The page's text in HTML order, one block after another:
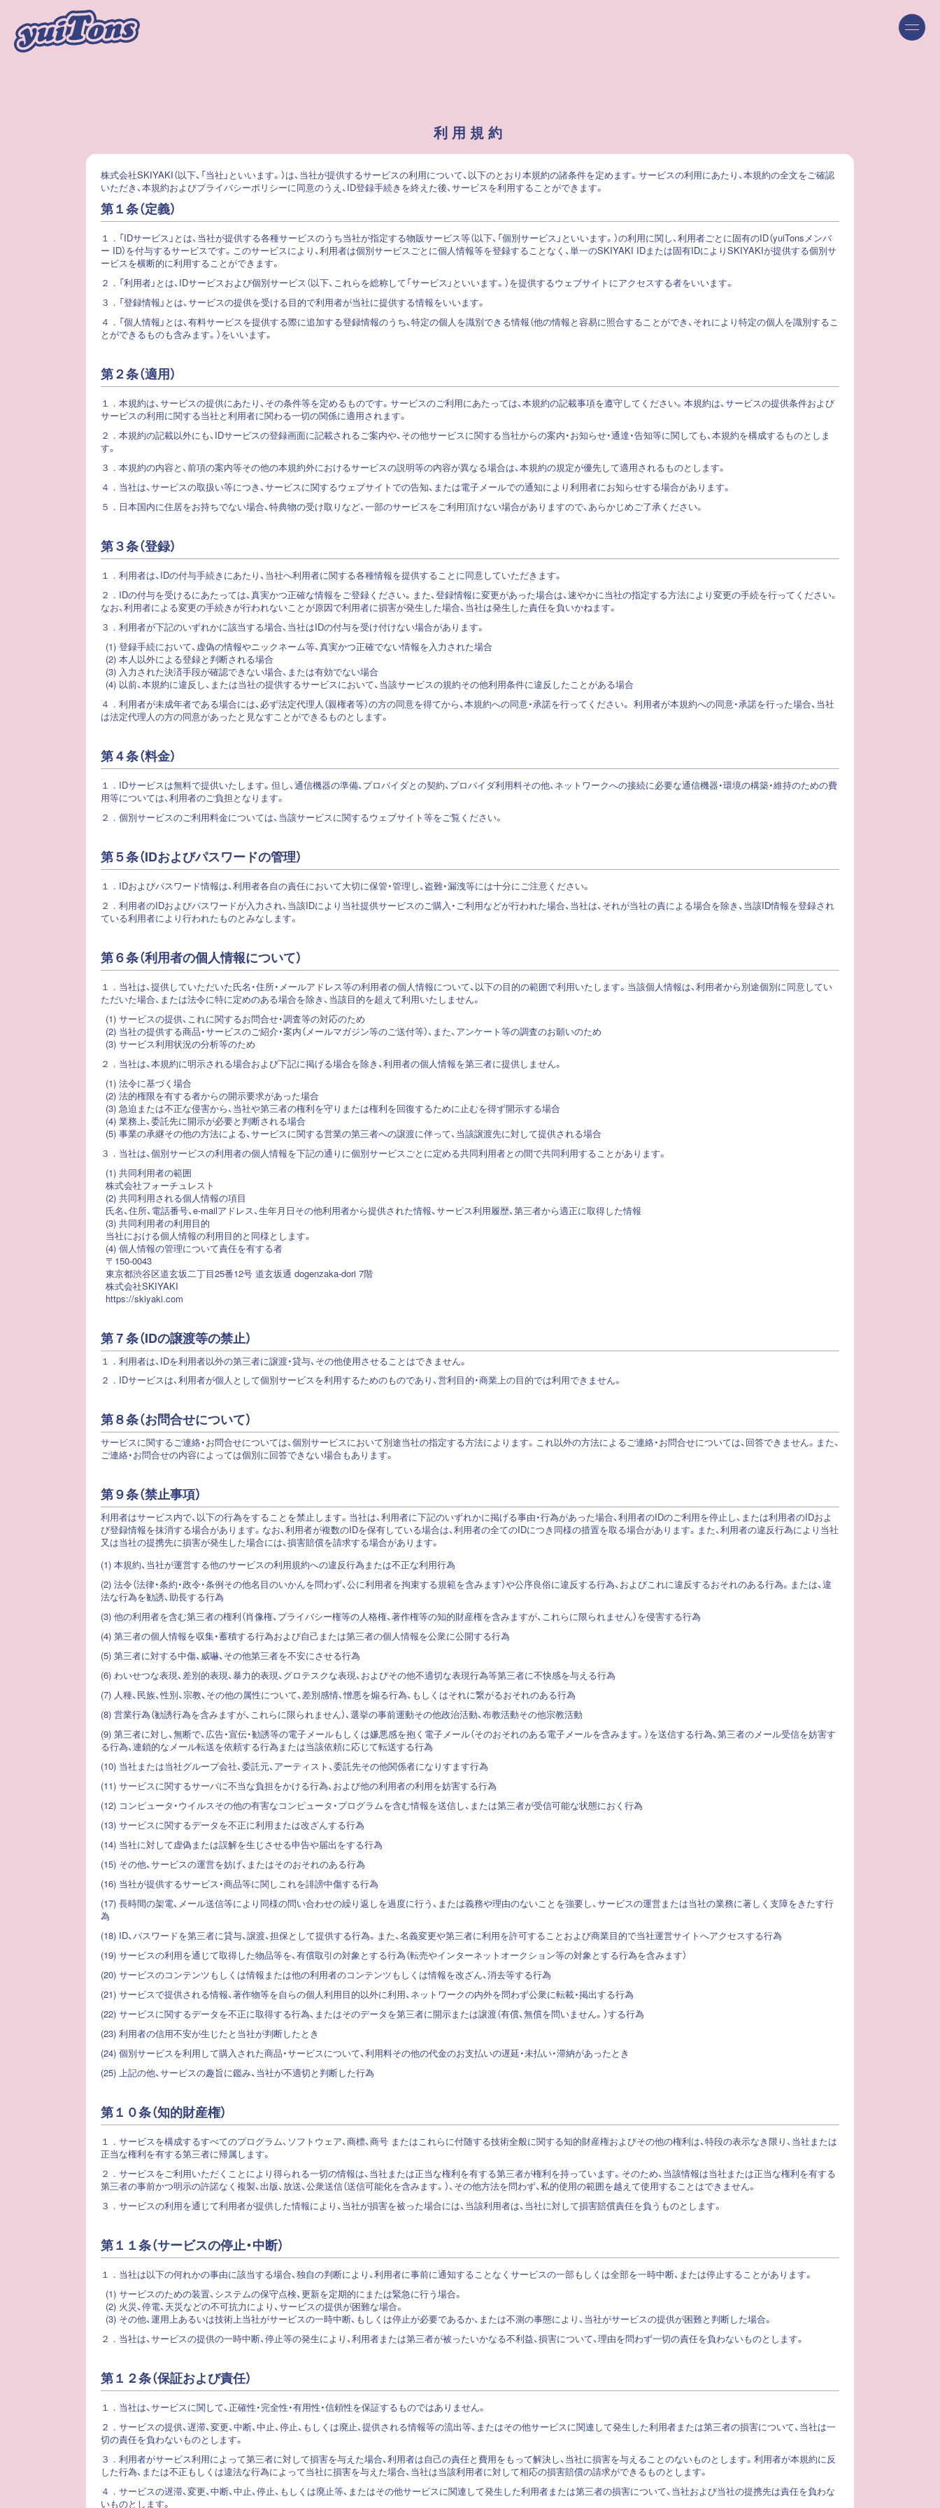
利用規約
株式会社SKIYAKI（以下、「当社」といいます。）は、当社が提供するサービスの利用について、以下のとおり本規約の諸条件を定めます。サービスの利用にあたり、本規約の全文をご確認
いただき、本規約およびプライバシーポリシーに同意のうえ、ID登録手続きを終えた後、サービスを利用することができます。
第１条（定義）
１． 「IDサービス」とは、当社が提供する各種サービスのうち当社が指定する物販サービス等（以下、「個別サービス」といいます。）の利用に関し、利用者ごとに固有のID（yuiTonsメンバ
ー ID）を付与するサービスです。このサービスにより、利用者は個別サービスごとに個人情報等を登録することなく、単一のSKIYAKI IDまたは固有IDによりSKIYAKIが提供する個別サ
ービスを横断的に利用することができます。
２． 「利用者」とは、IDサービスおよび個別サービス（以下、これらを総称して「サービス」といいます。）を提供するウェブサイトにアクセスする者をいいます。
３． 「登録情報」とは、サービスの提供を受ける目的で利用者が当社に提供する情報をいいます。
４． 「個人情報」とは、有料サービスを提供する際に追加する登録情報のうち、特定の個人を識別できる情報（他の情報と容易に照合することができ、それにより特定の個人を識別するこ
とができるものも含みます。）をいいます。
第２条（適用）
１． 本規約は、サービスの提供にあたり、その条件等を定めるものです。サービスのご利用にあたっては、本規約の記載事項を遵守してください。本規約は、サービスの提供条件および
サービスの利用に関する当社と利用者に関わる一切の関係に適用されます。
２． 本規約の記載以外にも、IDサービスの登録画面に記載されるご案内や、その他サービスに関する当社からの案内・お知らせ・通達・告知等に関しても、本規約を構成するものとしま
す。
３． 本規約の内容と、前項の案内等その他の本規約外におけるサービスの説明等の内容が異なる場合は、本規約の規定が優先して適用されるものとします。
４． 当社は、サービスの取扱い等につき、サービスに関するウェブサイトでの告知、または電子メールでの通知により利用者にお知らせする場合があります。
５． 日本国内に住居をお持ちでない場合、特典物の受け取りなど、一部のサービスをご利用頂けない場合がありますので、あらかじめご了承ください。
第３条（登録）
１． 利用者は、IDの付与手続きにあたり、当社へ利用者に関する各種情報を提供することに同意していただきます。
２． IDの付与を受けるにあたっては、真実かつ正確な情報をご登録ください。また、登録情報に変更があった場合は、速やかに当社の指定する方法により変更の手続を行ってください。
なお、利用者による変更の手続きが行われないことが原因で利用者に損害が発生した場合、当社は発生した責任を負いかねます。
３． 利用者が下記のいずれかに該当する場合、当社はIDの付与を受け付けない場合があります。
(1) 登録手続において、虚偽の情報やニックネーム等、真実かつ正確でない情報を入力された場合
(2) 本人以外による登録と判断される場合
(3) 入力された決済手段が確認できない場合、または有効でない場合
(4) 以前、本規約に違反し、または当社の提供するサービスにおいて、当該サービスの規約その他利用条件に違反したことがある場合
４． 利用者が未成年者である場合には、必ず法定代理人（親権者等）の方の同意を得てから、本規約への同意・承諾を行ってください。 利用者が本規約への同意・承諾を行った場合、当社
は法定代理人の方の同意があったと見なすことができるものとします。
第４条（料金）
１． IDサービスは無料で提供いたします。但し、通信機器の準備、プロバイダとの契約、プロバイダ利用料その他、ネットワークへの接続に必要な通信機器・環境の構築・維持のための費
用等については、利用者のご負担となります。
２． 個別サービスのご利用料金については、当該サービスに関するウェブサイト等をご覧ください。
第５条（IDおよびパスワードの管理）
１． IDおよびパスワード情報は、利用者各自の責任において大切に保管・管理し、盗難・漏洩等には十分にご注意ください。
２． 利用者のIDおよびパスワードが入力され、当該IDにより当社提供サービスのご購入・ご利用などが行われた場合、当社は、それが当社の責による場合を除き、当該ID情報を登録され
ている利用者により行われたものとみなします。
第６条（利用者の個人情報について）
１． 当社は、提供していただいた氏名・住所・メールアドレス等の利用者の個人情報について、以下の目的の範囲で利用いたします。当該個人情報は、利用者から別途個別に同意してい
ただいた場合、または法令に特に定めのある場合を除き、当該目的を超えて利用いたしません。
(1) サービスの提供、これに関するお問合せ・調査等の対応のため
(2) 当社の提供する商品・サービスのご紹介・案内（メールマガジン等のご送付等）、また、アンケート等の調査のお願いのため
(3) サービス利用状況の分析等のため
２． 当社は、本規約に明示される場合および下記に掲げる場合を除き、利用者の個人情報を第三者に提供しません。
(1) 法令に基づく場合
(2) 法的権限を有する者からの開示要求があった場合
(3) 急迫または不正な侵害から、当社や第三者の権利を守りまたは権利を回復するために止むを得ず開示する場合
(4) 業務上、委託先に開示が必要と判断される場合
(5) 事業の承継その他の方法による、サービスに関する営業の第三者への譲渡に伴って、当該譲渡先に対して提供される場合
３． 当社は、個別サービスの利用者の個人情報を下記の通りに個別サービスごとに定める共同利用者との間で共同利用することがあります。
(1) 共同利用者の範囲
株式会社フォーチュレスト
(2) 共同利用される個人情報の項目
氏名、住所、電話番号、e-mailアドレス、生年月日その他利用者から提供された情報、サービス利用履歴、第三者から適正に取得した情報
(3) 共同利用者の利用目的
当社における個人情報の利用目的と同様とします。
(4) 個人情報の管理について責任を有する者
〒150-0043
東京都渋谷区道玄坂二丁目25番12号 道玄坂通 dogenzaka-dori 7階
株式会社SKIYAKI
https://skiyaki.com
第７条（IDの譲渡等の禁止）
１． 利用者は、IDを利用者以外の第三者に譲渡・貸与、その他使用させることはできません。
２． IDサービスは、利用者が個人として個別サービスを利用するためのものであり、営利目的・商業上の目的では利用できません。
第８条（お問合せについて）
サービスに関するご連絡・お問合せについては、個別サービスにおいて別途当社の指定する方法によります。これ以外の方法によるご連絡・お問合せについては、回答できません。また、
ご連絡・お問合せの内容によっては個別に回答できない場合もあります。
第９条（禁止事項）
利用者はサービス内で、以下の行為をすることを禁止します。当社は、利用者に下記のいずれかに掲げる事由・行為があった場合、利用者のIDのご利用を停止し、または利用者のIDおよ
び登録情報を抹消する場合があります。なお、利用者が複数のIDを保有している場合は、利用者の全てのIDにつき同様の措置を取る場合があります。また、利用者の違反行為により当社
又は当社の提携先に損害が発生した場合には、損害賠償を請求する場合があります。
(1) 本規約、当社が運営する他のサービスの利用規約への違反行為または不正な利用行為
(2) 法令（法律・条約・政令・条例その他名目のいかんを問わず、公に利用者を拘束する規範を含みます）や公序良俗に違反する行為、およびこれに違反するおそれのある行為。または、違
法な行為を勧誘、助長する行為
(3) 他の利用者を含む第三者の権利（肖像権、プライバシー権等の人格権、著作権等の知的財産権を含みますが、これらに限られません）を侵害する行為
(4) 第三者の個人情報を収集・蓄積する行為および自己または第三者の個人情報を公衆に公開する行為
(5) 第三者に対する中傷、威嚇、その他第三者を不安にさせる行為
(6) わいせつな表現、差別的表現、暴力的表現、グロテスクな表現、およびその他不適切な表現行為等第三者に不快感を与える行為
(7) 人種、民族、性別、宗教、その他の属性について、差別感情、憎悪を煽る行為、もしくはそれに繋がるおそれのある行為
(8) 営業行為（勧誘行為を含みますが、これらに限られません）、選挙の事前運動その他政治活動、布教活動その他宗教活動
(9) 第三者に対し、無断で、広告・宣伝・勧誘等の電子メールもしくは嫌悪感を抱く電子メール（そのおそれのある電子メールを含みます。）を送信する行為、第三者のメール受信を妨害す
る行為、連鎖的なメール転送を依頼する行為または当該依頼に応じて転送する行為
(10) 当社または当社グループ会社、委託元、アーティスト、委託先その他関係者になりすます行為
(11) サービスに関するサーバに不当な負担をかける行為、および他の利用者の利用を妨害する行為
(12) コンピュータ・ウイルスその他の有害なコンピュータ・プログラムを含む情報を送信し、または第三者が受信可能な状態におく行為
(13) サービスに関するデータを不正に利用または改ざんする行為
(14) 当社に対して虚偽または誤解を生じさせる申告や届出をする行為
(15) その他、サービスの運営を妨げ、またはそのおそれのある行為
(16) 当社が提供するサービス・商品等に関しこれを誹謗中傷する行為
(17) 長時間の架電、メール送信等により同様の問い合わせの繰り返しを過度に行う、または義務や理由のないことを強要し、サービスの運営または当社の業務に著しく支障をきたす行
為
(18) ID、パスワードを第三者に貸与、譲渡、担保として提供する行為。また、名義変更や第三者に利用を許可することおよび商業目的で当社運営サイトへアクセスする行為
(19) サービスの利用を通じて取得した物品等を、有償取引の対象とする行為（転売やインターネットオークション等の対象とする行為を含みます）
(20) サービスのコンテンツもしくは情報または他の利用者のコンテンツもしくは情報を改ざん、消去等する行為
(21) サービスで提供される情報、著作物等を自らの個人利用目的以外に利用、ネットワークの内外を問わず公衆に転載・掲出する行為
(22) サービスに関するデータを不正に取得する行為、またはそのデータを第三者に開示または譲渡（有償、無償を問いません。）する行為
(23) 利用者の信用不安が生じたと当社が判断したとき
(24) 個別サービスを利用して購入された商品・サービスについて、利用料その他の代金のお支払いの遅延・未払い・滞納があったとき
(25) 上記の他、サービスの趣旨に鑑み、当社が不適切と判断した行為
第１０条（知的財産権）
１． サービスを構成するすべてのプログラム、ソフトウェア、商標、商号 またはこれらに付随する技術全般に関する知的財産権およびその他の権利は、特段の表示なき限り、当社または
正当な権利を有する第三者に帰属します。
２． サービスをご利用いただくことにより得られる一切の情報は、当社または正当な権利を有する第三者が権利を持っています。そのため、当該情報は当社または正当な権利を有する
第三者の事前かつ明示の許諾なく複製、出版、放送、公衆送信（送信可能化を含みます。）、その他方法を問わず、私的使用の範囲を越えて使用することはできません。
３． サービスの利用を通じて利用者が提供した情報により、当社が損害を被った場合には、当該利用者は、当社に対して損害賠償責任を負うものとします。
第１１条（サービスの停止・中断）
１． 当社は以下の何れかの事由に該当する場合、独自の判断により、利用者に事前に通知することなくサービスの一部もしくは全部を一時中断、または停止することがあります。
(1) サービスのための装置、システムの保守点検、更新を定期的にまたは緊急に行う場合。
(2) 火災、停電、天災などの不可抗力により、サービスの提供が困難な場合。
(3) その他、運用上あるいは技術上当社がサービスの一時中断、もしくは停止が必要であるか、または不測の事態により、当社がサービスの提供が困難と判断した場合。
２． 当社は、サービスの提供の一時中断、停止等の発生により、利用者または第三者が被ったいかなる不利益、損害について、理由を問わず一切の責任を負わないものとします。
第１２条（保証および責任）
１． 当社は、サービスに関して、正確性・完全性・有用性・信頼性を保証するものではありません。
２． サービスの提供、遅滞、変更、中断、中止、停止、もしくは廃止、提供される情報等の流出等、またはその他サービスに関連して発生した利用者または第三者の損害について、当社は一
切の責任を負わないものとします。
３． 利用者がサービス利用によって第三者に対して損害を与えた場合、利用者は自己の責任と費用をもって解決し、当社に損害を与えることのないものとします。利用者が本規約に反
した行為、または不正もしくは違法な行為によって当社に損害を与えた場合、当社は当該利用者に対して相応の損害賠償の請求ができるものとします。
４． サービスの遅滞、変更、中断、中止、停止、もしくは廃止等、またはその他サービスに関連して発生した利用者または第三者の損害について、当社および当社の提携先は責任を負わな
いものとします。